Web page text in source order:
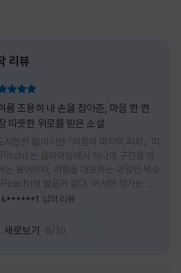
리뷰
름 조용히 내 손을 잡아준, 마음 한 켠
따뜻한 위로를 받은 소설
협찬 📗이서현 『여름의 마지막 피치』 '피
는 클라이밍에서 하나의 구간을 의
는 용어이자, 여름을 대표하는 과일인 복숭
의 발음과 같다. 이서현 작가는 이
적인 제목 안에 소설이 전하고 싶은 메시지
장 달콤하고 찬란한 계절인 여름. 하지만
름도 끝이 있다. 그리고 클라이밍의 피치
k******1 님의 리뷰
새로보기 6/10